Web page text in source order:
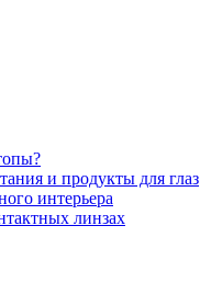
и продукты для глаз
интерьера
линзах